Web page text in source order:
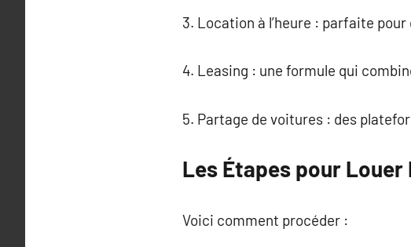
3. Location à l’heure : parfaite
4. Leasing : une formule qui
5. Partage de voitures : des
Les Étapes pour Louer
Voici comment procéder :